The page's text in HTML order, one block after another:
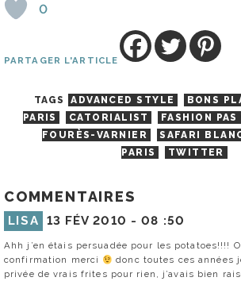
0
PARTAGER L'ARTICLE
TAGS ADVANCED STYLE
BONS
PARIS
CATORIALIST FASHION
FOURÈS-VARNIER
SAFARI
PARIS
TWITTER
COMMENTAIRES
LISA 13 FÉV 2010 -08 :50
Ahh j’en étais persuadée pour les potatoes!!!!
confirmation merci
donc toutes ces années
privée de vrais frites pour rien, j’avais bien